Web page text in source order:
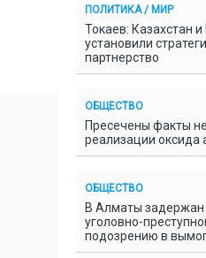
ПОЛИТИКА / МИР
Токаев: Казахстан и
установили
партнерство
ОБЩЕСТВО
Пресечены факты
реализации оксида
ОБЩЕСТВО
В Алматы задержан
уголовно-
подозрению в